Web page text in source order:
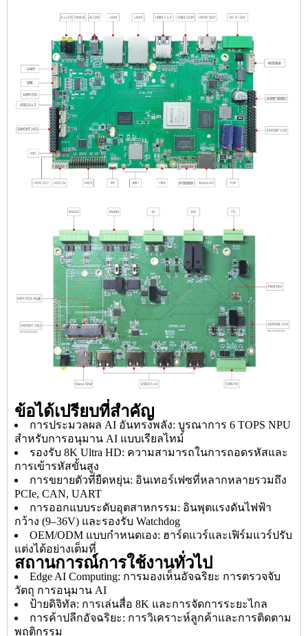
ข้อได้เปรียบที่สำคัญ
การประมวลผล AI อันทรงพลัง: บูรณาการ 6 TOPS NPU
สำหรับการอนุมาน AI แบบเรียลไทม์
รองรับ 8K Ultra HD: ความสามารถในการถอดรหัสและ
การเข้ารหัสขั้นสูง
การขยายตัวที่ยืดหยุ่น: อินเทอร์เฟซที่หลากหลายรวมถึง
PCIe, CAN, UART
การออกแบบระดับอุตสาหกรรม: อินพุตแรงดันไฟฟ้า
กว้าง (9–36V) และรองรับ Watchdog
OEM/ODM แบบกำหนดเอง: ฮาร์ดแวร์และเฟิร์มแวร์ปรับ
แต่งได้อย่างเต็มที่
สถานการณ์การใช้งานทั่วไป
Edge AI Computing: การมองเห็นอัจฉริยะ การตรวจจับ
วัตถุ การอนุมาน AI
ป้ายดิจิทัล: การเล่นสื่อ 8K และการจัดการระยะไกล
การค้าปลีกอัจฉริยะ: การวิเคราะห์ลูกค้าและการติดตาม
พฤติกรรม